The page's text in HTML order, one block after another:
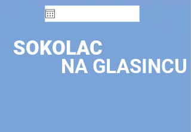
SOKOLAC
NA GLASINCU